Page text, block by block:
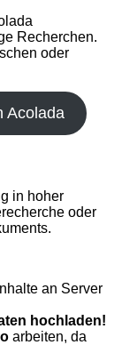
Recherchen.
oder
Acolada
in hoher
oder
an Server
hochladen!
arbeiten, da